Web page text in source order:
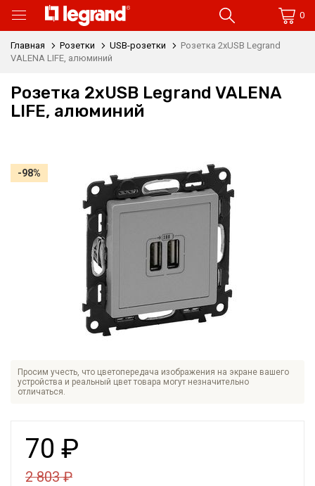
0
Главная Розетки USB-розетки
Розетка 2xUSB Legrand
VALENA LIFE, алюминий
Розетка 2xUSB Legrand VALENA
LIFE, алюминий
Просим учесть, что цветопередача изображения на экране вашего
устройства и реальный цвет товара могут незначительно
отличаться.
-98%
70 ₽
2 803₽